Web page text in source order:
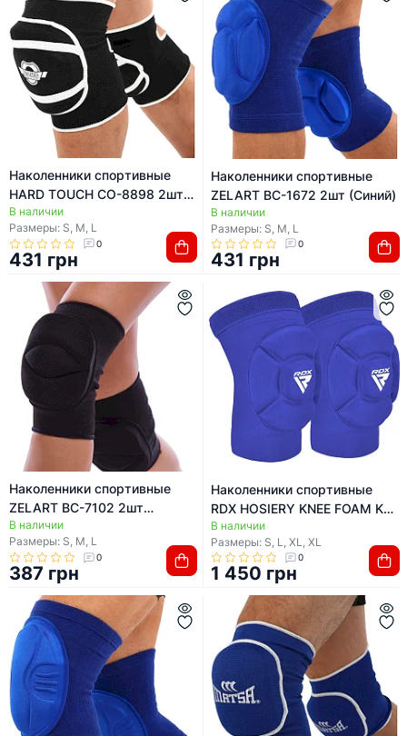
Наколенники спортивные
HARD TOUCH CO-8898 2шт
цвета вассортименте
(Черный)
В наличии
Размеры: S, M, L
0
431 грн
Наколенники спортивные
ZELART BC-1672 2шт (Синий)
В наличии
Размеры: S, M, L
0
431 грн
Наколенники спортивные
ZELART BC-7102 2шт
(Черный)
В наличии
Размеры: S, M, L
0
387 грн
Наколенники спортивные
RDX HOSIERY KNEE FOAM K5
BLUE/WHITE (пара)
В наличии
Размеры: S, L, XL, ХL
0
1 450 грн